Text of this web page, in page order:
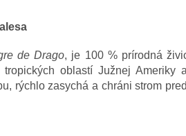
de Drago, je 100 % prírodná
oblastí Južnej
rýchlo zasychá a chráni strom